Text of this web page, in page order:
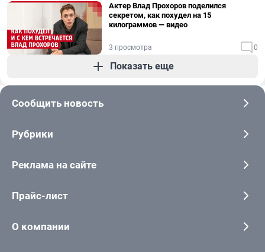
Актер Влад Прохоров поделился
секретом, как похудел на 15
килограммов — видео
3 просмотра 0
Показать еще
Сообщить новость
Рубрики
Реклама на сайте
Прайс-лист
О компании